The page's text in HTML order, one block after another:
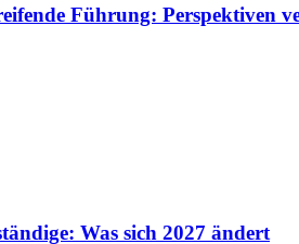
Führung: Perspektiven
Was sich 2027 ändert